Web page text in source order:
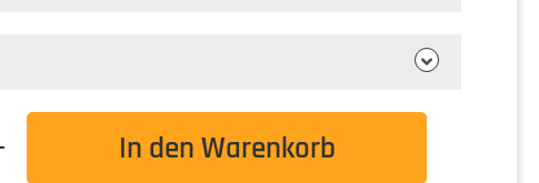
gewünschten Wert ein oder benutze die
In den Warenkorb